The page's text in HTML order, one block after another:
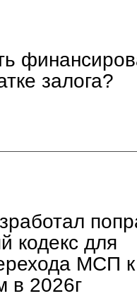
залога?
кодекс для
МСП к
в 2026г